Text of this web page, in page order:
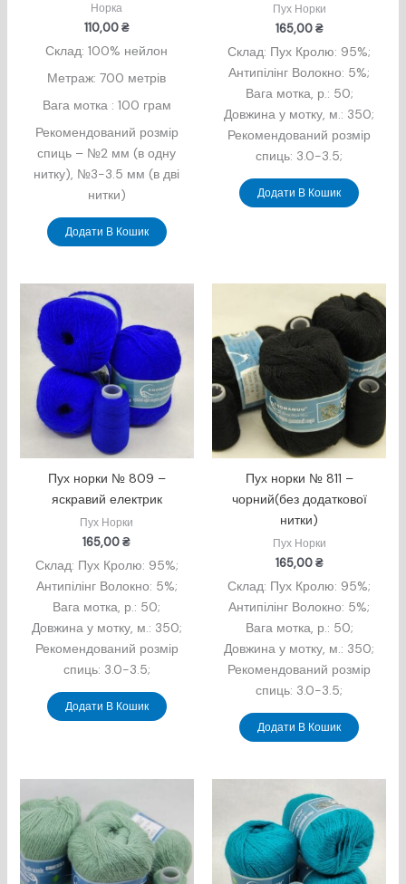
Норка
110,00₴
Склад: 100% нейлон
Метраж: 700 метрів
Вага мотка : 100 грам
Рекомендований розмір
спиць – №2 мм (в одну
нитку), №3-3.5 мм (в дві
нитки)
Додати В Кошик
Пух Норки
165,00₴
Склад: Пух Кролю: 95%;
Антипілінг Волокно: 5%;
Вага мотка, р.: 50;
Довжина у мотку, м.: 350;
Рекомендований розмір
спиць: 3.0-3.5;
Додати В Кошик
Пух норки № 809 –
яскравий електрик
Пух Норки
165,00₴
Склад: Пух Кролю: 95%;
Антипілінг Волокно: 5%;
Вага мотка, р.: 50;
Довжина у мотку, м.: 350;
Рекомендований розмір
спиць: 3.0-3.5;
Додати В Кошик
Пух норки № 811 –
чорний(без додаткової
нитки)
Пух Норки
165,00₴
Склад: Пух Кролю: 95%;
Антипілінг Волокно: 5%;
Вага мотка, р.: 50;
Довжина у мотку, м.: 350;
Рекомендований розмір
спиць: 3.0-3.5;
Додати В Кошик